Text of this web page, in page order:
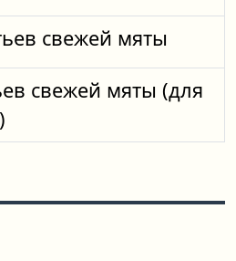
свежей мяты
свежей мяты (для